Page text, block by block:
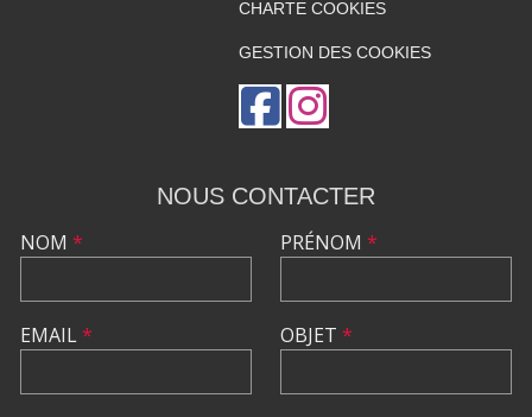
CHARTE COOKIES
GESTION DES COOKIES
NOUS CONTACTER
NOM *
EMAIL*
PRÉNOM *
OBJET *